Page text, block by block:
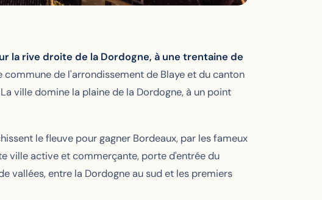
la rive droite de la Dordogne, à une trentaine de
commune de l'arrondissement de Blaye et du canton
ville domine la plaine de la Dordogne, à un point
le fleuve pour gagner Bordeaux, par les fameux
ville active et commerçante, porte d'entrée du
vallées, entre la Dordogne au sud et les premiers